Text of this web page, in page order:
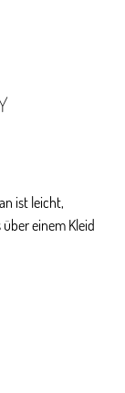
ist leicht,
einem Kleid